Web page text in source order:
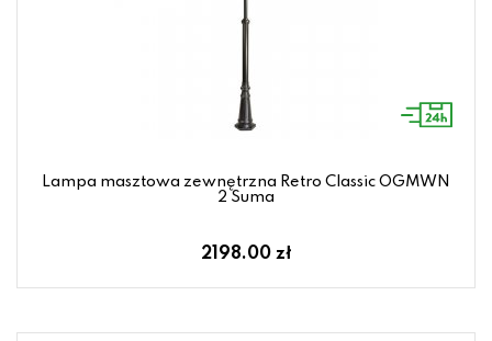
Lampa masztowa zewnętrzna Retro Classic OGMWN
2 Suma
2198.00 zł